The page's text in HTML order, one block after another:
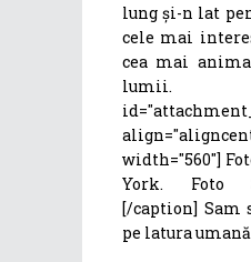
lung și-n lat
cele mai
cea mai
lumii.
width="560"]
York. Foto
[/caption] Sam
pe latura umană